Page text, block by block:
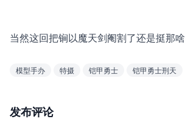
当然这回把锏以魔天剑阉割了还是挺那啥
模型手办 特摄 铠甲勇士 铠甲勇士刑天
发布评论